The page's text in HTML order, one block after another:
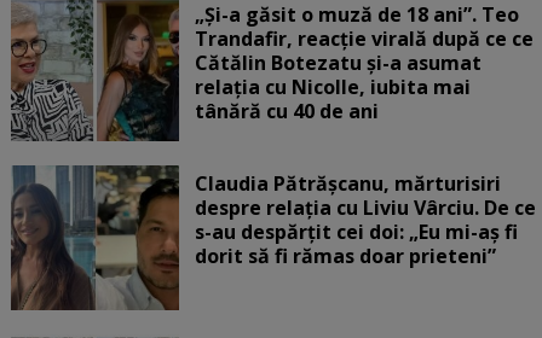
„Și-a găsit o muză de 18 ani”. Teo
Trandafir, reacție virală după ce ce
Cătălin Botezatu și-a asumat
relația cu Nicolle, iubita mai
tânără cu 40 de ani
Claudia Pătrășcanu, mărturisiri
despre relația cu Liviu Vârciu. De ce
s-au despărțit cei doi: „Eu mi-aș fi
dorit să fi rămas doar prieteni”